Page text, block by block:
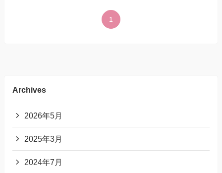
1
Archives
2026年5月
2025年3月
2024年7月